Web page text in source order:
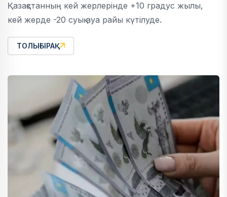
Қазақстанның кей жерлерінде +10 градус жылы,
кей жерде -20 суық ауа райы күтілуде.
ТОЛЫҒЫРАҚ